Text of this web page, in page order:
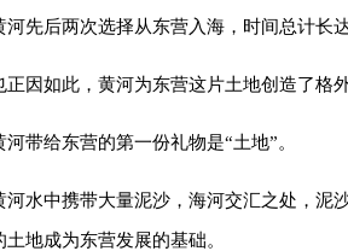
河先后两次选择从东营入海，时间总计长
正因如此，黄河为东营这片土地创造了格
河带给东营的第一份礼物是“土地”。
河水中携带大量泥沙，海河交汇之处，泥
土地成为东营发展的基础。